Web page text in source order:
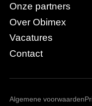
Onze partners
Over Obimex
Vacatures
Contact
Algemene voorwaarden